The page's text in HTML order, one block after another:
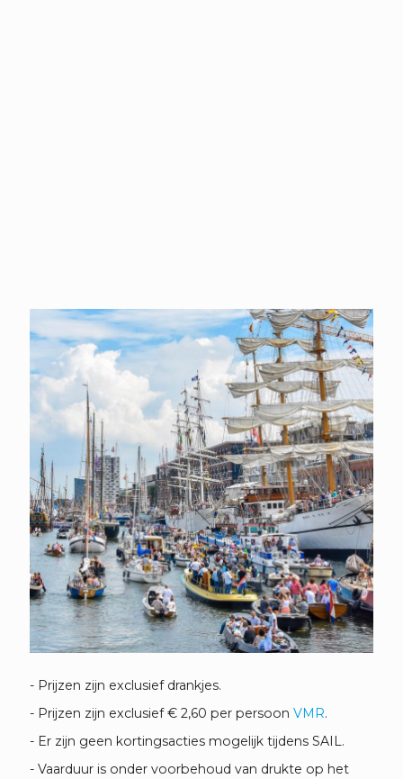
- Prijzen zijn exclusief drankjes.
- Prijzen zijn exclusief € 2,60 per persoon VMR.
- Er zijn geen kortingsacties mogelijk tijdens SAIL.
- Vaarduur is onder voorbehoud van drukte op het